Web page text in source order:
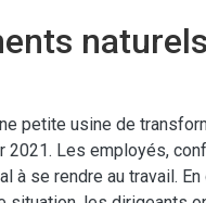
petite usine de
2021. Les employés,
à se rendre au travail.